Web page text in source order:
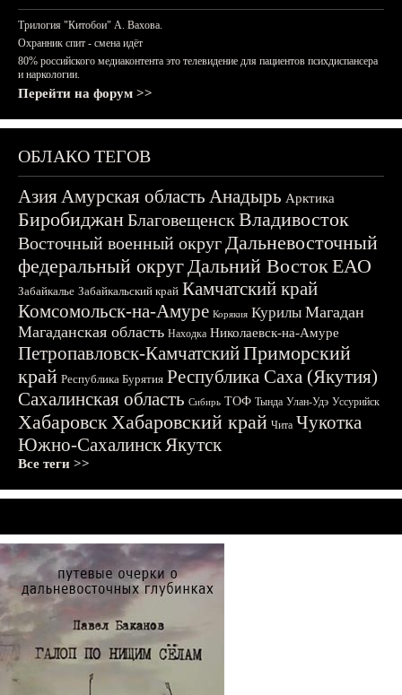
Трилогия "Китобои" А. Вахова.
Охранник спит - смена идёт
80% российского медиаконтента это телевидение для пациентов психдиспансера
и наркологии.
Перейти на форум >>
ОБЛАКО ТЕГОВ
АзияАмурская область Анадырь Арктика
БиробиджанБлаговещенскВладивосток
Восточный военный округДальневосточный
федеральный округДальний ВостокЕАО
Забайкалье Забайкальский край Камчатский край
Комсомольск-на-Амуре Корякия Курилы Магадан
Магаданская область Находка Николаевск-на-Амуре
Петропавловск-КамчатскийПриморский
край Республика Бурятия Республика Саха (Якутия)
Сахалинская область Сибирь ТОФ Тында Улан-Удэ Уссурийск
ХабаровскХабаровский край Чита Чукотка
Южно-СахалинскЯкутск
Все теги >>